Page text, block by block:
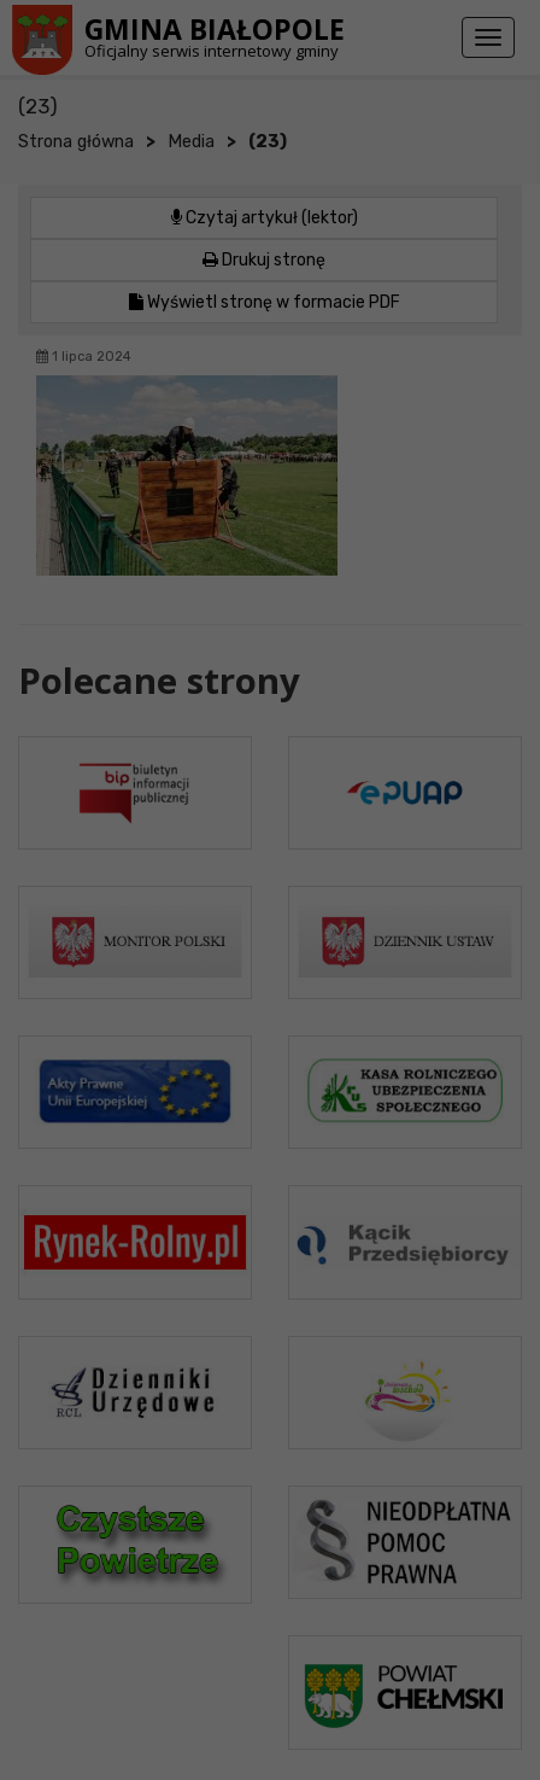
GMINA BIAŁOPOLE
Oficjalny serwis internetowy gminy
Toggle
(23)
Strona główna > Media > (23)
Czytaj artykuł (lektor)
Drukuj stronę
Wyświetl stronę w formacie PDF
1 lipca 2024
Polecane strony